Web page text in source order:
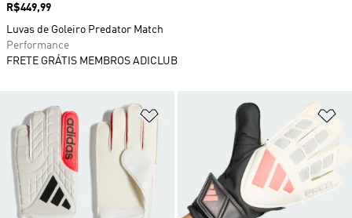
Adicionar à Lista de Desejos
Preço
R$449,99
Luvas de Goleiro Predator Match
Performance
FRETE GRÁTIS MEMBROS ADICLUB